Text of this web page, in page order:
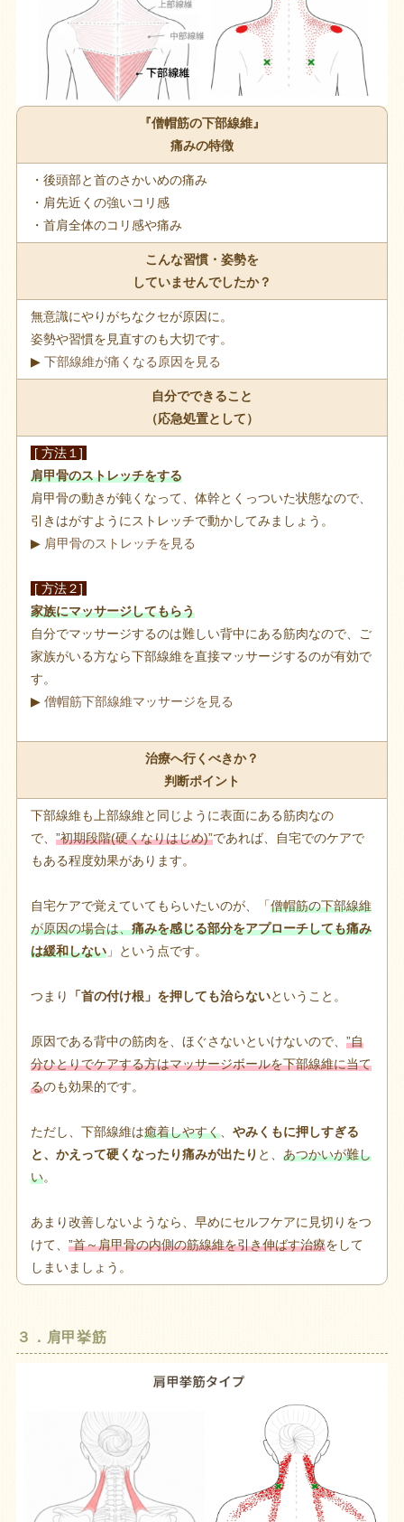
『僧帽筋の下部線維』
痛みの特徴
・後頭部と首のさかいめの痛み
・肩先近くの強いコリ感
・首肩全体のコリ感や痛み
こんな習慣・姿勢を
していませんでしたか？
無意識にやりがちなクセが原因に。
姿勢や習慣を見直すのも大切です。
▶ 下部線維が痛くなる原因を見る
自分でできること
（応急処置として）
[ 方法１]
肩甲骨のストレッチをする
肩甲骨の動きが鈍くなって、体幹とくっついた状態なので、
引きはがすようにストレッチで動かしてみましょう。
▶ 肩甲骨のストレッチを見る
[ 方法２]
家族にマッサージしてもらう
自分でマッサージするのは難しい背中にある筋肉なので、ご
家族がいる方なら下部線維を直接マッサージするのが有効で
す。
▶ 僧帽筋下部線維マッサージを見る
治療へ行くべきか？
判断ポイント
下部線維も上部線維と同じように表面にある筋肉なの
で、 ”初期段階(硬くなりはじめ)”であれば、自宅でのケアで
もある程度効果があります。
自宅ケアで覚えていてもらいたいのが、「僧帽筋の下部線維
が原因の場合は、痛みを感じる部分をアプローチしても痛み
は緩和しない」という点です。
つまり 「首の付け根」を押しても治らないということ。
原因である背中の筋肉を、ほぐさないといけないので、 ”自
分ひとりでケアする方はマッサージボールを下部線維に当て
るのも効果的です。
ただし、下部線維は癒着しやすく、 やみくもに押しすぎる
と、かえって硬くなったり痛みが出たり と、 あつかいが難し
い。
あまり改善しないようなら、早めにセルフケアに見切りをつ
けて、 ”首～肩甲骨の内側の筋線維を引き伸ばす治療をして
しまいましょう。
３．肩甲挙筋